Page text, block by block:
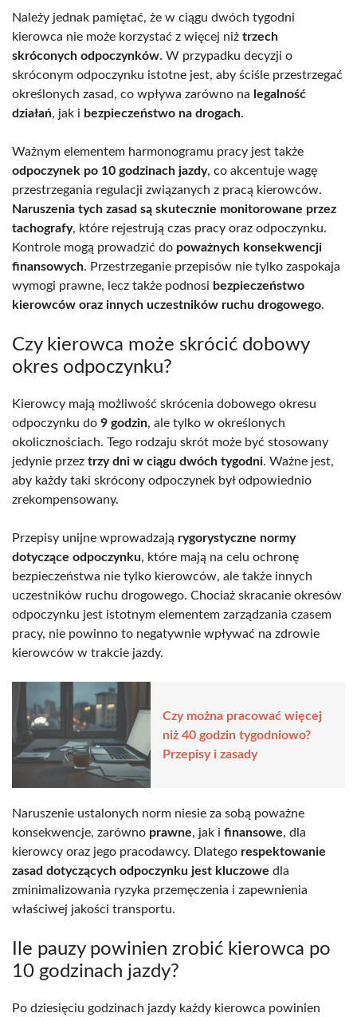
Należy jednak pamiętać, że w ciągu dwóch tygodni
kierowca nie może korzystać z więcej niż trzech
skróconych odpoczynków. W przypadku decyzji o
skróconym odpoczynku istotne jest, aby ściśle przestrzegać
określonych zasad, co wpływa zarówno na legalność
działań, jak i bezpieczeństwo na drogach.
Ważnym elementem harmonogramu pracy jest także
odpoczynek po 10 godzinach jazdy, co akcentuje wagę
przestrzegania regulacji związanych z pracą kierowców.
Naruszenia tych zasad są skutecznie monitorowane przez
tachografy, które rejestrują czas pracy oraz odpoczynku.
Kontrole mogą prowadzić do poważnych konsekwencji
finansowych. Przestrzeganie przepisów nie tylko zaspokaja
wymogi prawne, lecz także podnosi bezpieczeństwo
kierowców oraz innych uczestników ruchu drogowego.
Czy kierowca może skrócić dobowy
okres odpoczynku?
Kierowcy mają możliwość skrócenia dobowego okresu
odpoczynku do 9 godzin, ale tylko w określonych
okolicznościach. Tego rodzaju skrót może być stosowany
jedynie przez trzy dni w ciągu dwóch tygodni. Ważne jest,
aby każdy taki skrócony odpoczynek był odpowiednio
zrekompensowany.
Przepisy unijne wprowadzają rygorystyczne normy
dotyczące odpoczynku, które mają na celu ochronę
bezpieczeństwa nie tylko kierowców, ale także innych
uczestników ruchu drogowego. Chociaż skracanie okresów
odpoczynku jest istotnym elementem zarządzania czasem
pracy, nie powinno to negatywnie wpływać na zdrowie
kierowców w trakcie jazdy.
Czy można pracować więcej
niż 40 godzin tygodniowo?
Przepisy i zasady
Naruszenie ustalonych norm niesie za sobą poważne
konsekwencje, zarówno prawne, jak i finansowe, dla
kierowcy oraz jego pracodawcy. Dlatego respektowanie
zasad dotyczących odpoczynku jest kluczowe dla
zminimalizowania ryzyka przemęczenia i zapewnienia
właściwej jakości transportu.
Ile pauzy powinien zrobić kierowca po
10 godzinach jazdy?
Po dziesięciu godzinach jazdy każdy kierowca powinien